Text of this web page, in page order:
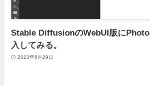
Stable DiffusionのWebUI版に
入してみる。
2023年6月29日